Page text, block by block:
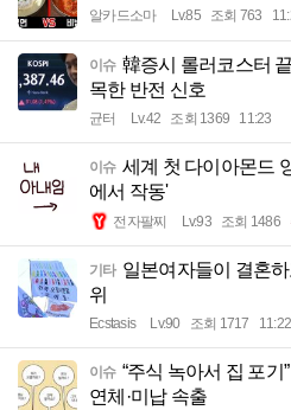
알카드소마 Lv.85 조회 763
이슈 韓증시 롤러코스터
목한 반전 신호
균터 Lv.42 조회 1369 11:23
이슈 세계 첫 다이아몬드
에서 작동'
전자팔찌 Lv.93 조회 1486
기타 일본여자들이 결혼
위
Ecstasis Lv.90 조회 1717 11:22
이슈 “주식 녹아서 집 포
연체·미납 속출